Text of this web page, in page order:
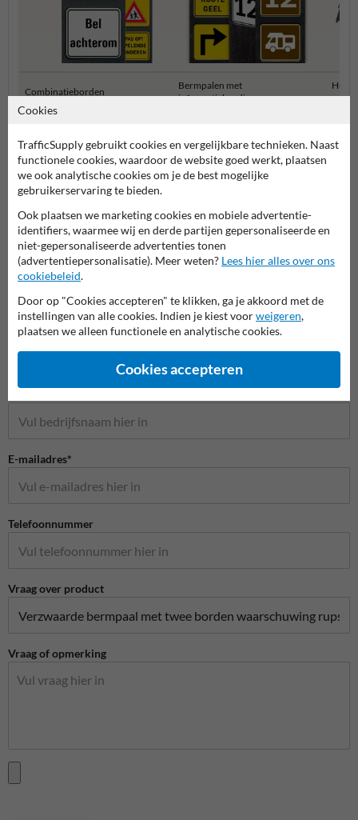
Combinatieborden
Bermpalen met
informatiebordjes
Bermpalen met informatiebordjes
Stel je vraag aan Huisnummerpaal.nl
Naam*
E-mailadres*
Telefoonnummer
Vraag over product
Vraag of opmerking
Cookies
TrafficSupply gebruikt cookies en vergelijkbare technieken. Naast
functionele cookies, waardoor de website goed werkt, plaatsen
we ook analytische cookies om je de best mogelijke
gebruikerservaring te bieden.
Ook plaatsen we marketing cookies en mobiele advertentie-
identifiers, waarmee wij en derde partijen gepersonaliseerde en
niet-gepersonaliseerde advertenties tonen
(advertentiepersonalisatie). Meer weten? Lees hier alles over ons
cookiebeleid.
Door op "Cookies accepteren" te klikken, ga je akkoord met de
instellingen van alle cookies. Indien je kiest voorweigeren,
plaatsen we alleen functionele en analytische cookies.
Cookies accepteren